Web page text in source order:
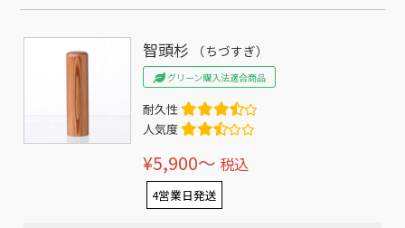
智頭杉 （ちづすぎ）
グリーン購入法適合商品
耐久性
人気度
¥5,900〜 税込
4営業日発送